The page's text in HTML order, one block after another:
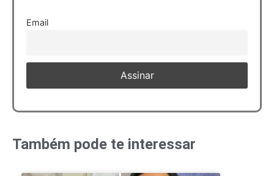
Email
Também pode te interessar